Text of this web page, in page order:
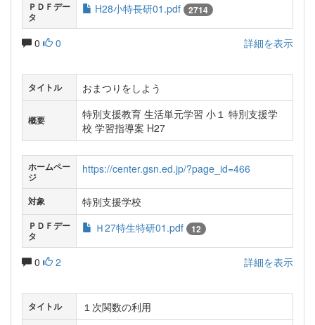
ＰＤＦデー
タ
H28小特長研01.pdf 2714
0 0 詳細を表示
タイトル おまつりをしよう
概要
特別支援教育 生活単元学習 小１ 特別支援学
校 学習指導案 H27
ホームペー
ジ
https://center.gsn.ed.jp/?page_id=466
対象 特別支援学校
ＰＤＦデー
タ
Ｈ27特生特研01.pdf 12
0 2 詳細を表示
タイトル １次関数の利用